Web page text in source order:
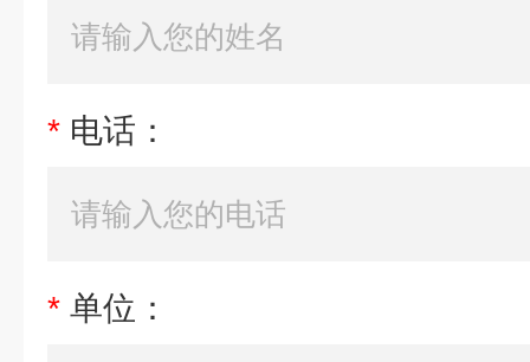
* 电话：
* 单位：